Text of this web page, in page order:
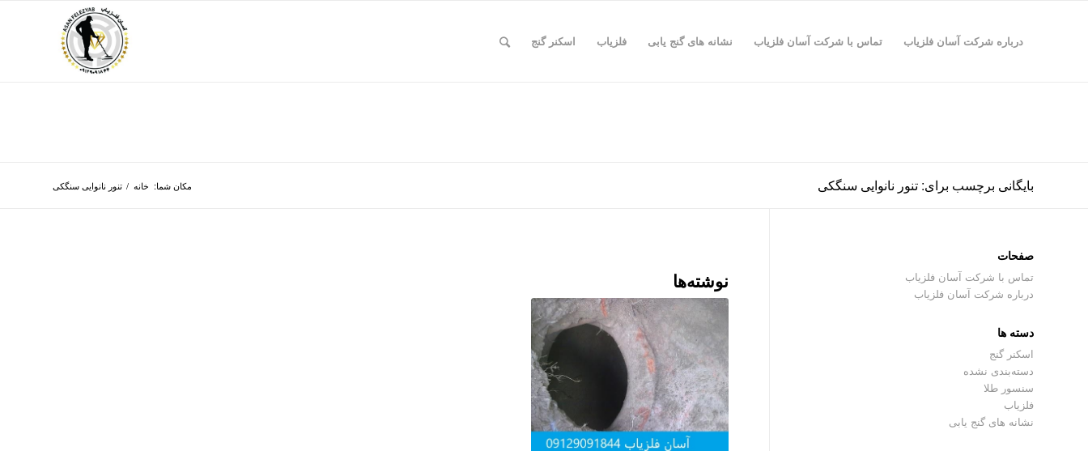
درباره شرکت آسان فلزیاب تماس با شرکت آسان فلزیاب نشانه های گنج یابی فلزیاب اسکنر گنج
بایگانی برچسب برای: تنور نانوایی سنگکی مکان شما: خانه / تنور نانوایی سنگکی
نوشته‌ها
صفحات
تماس با شرکت آسان فلزیاب
درباره شرکت آسان فلزیاب
دسته ها
اسکنر گنج
دسته‌بندی نشده
سنسور طلا
فلزیاب
نشانه های گنج یابی